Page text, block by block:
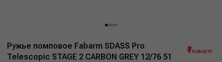
Ружье помповое Fabarm SDASS Pro
Telescopic STAGE 2 CARBON GREY 12/76 51